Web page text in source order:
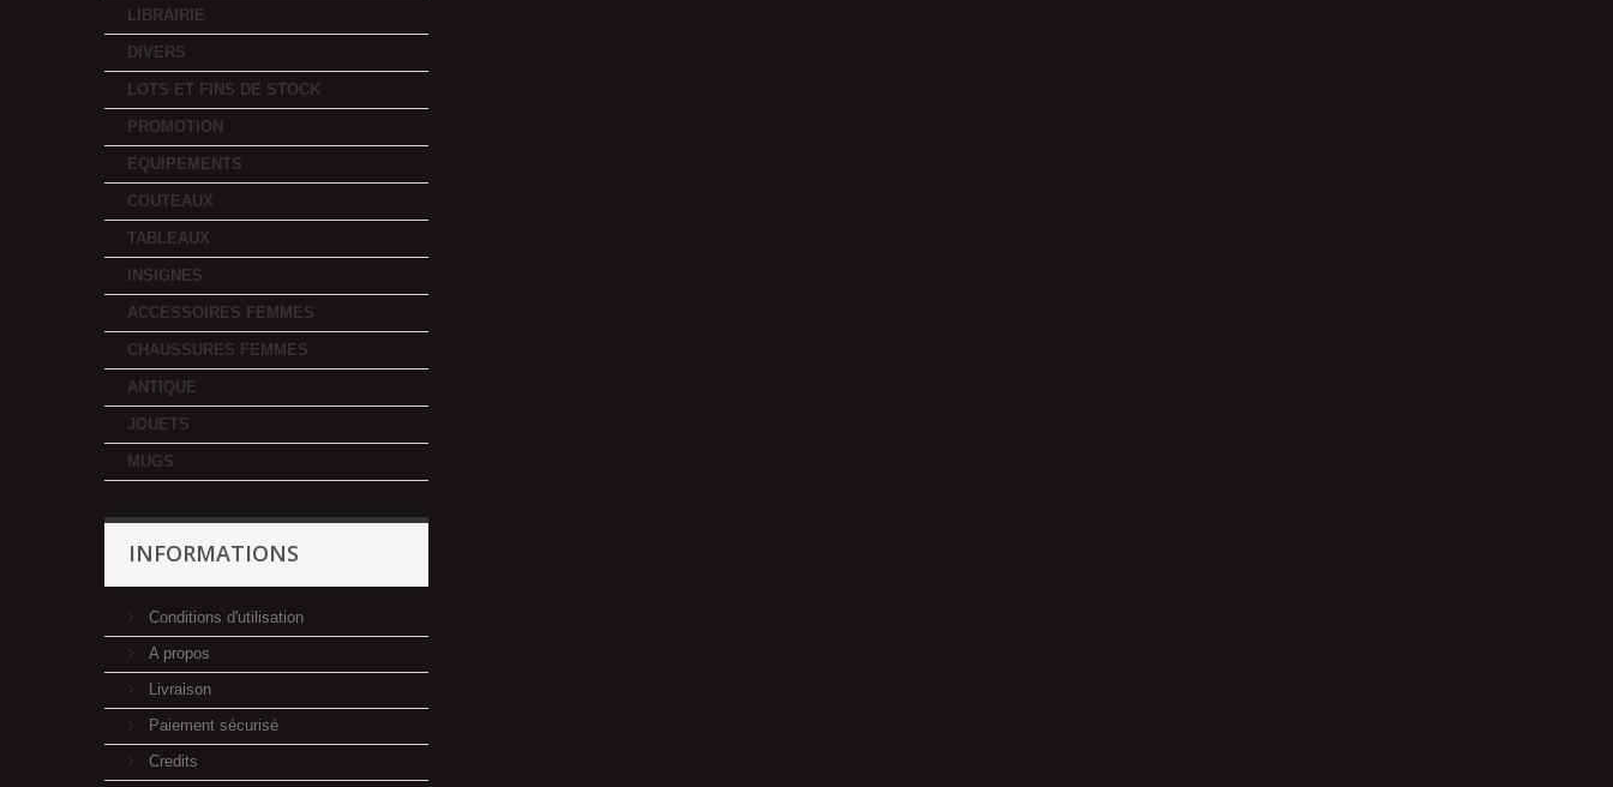
LIBRAIRIE
DIVERS
LOTS ET FINS DE STOCK
PROMOTION
EQUIPEMENTS
COUTEAUX
TABLEAUX
INSIGNES
ACCESSOIRES FEMMES
CHAUSSURES FEMMES
ANTIQUE
JOUETS
MUGS
INFORMATIONS
Conditions d'utilisation
A propos
Livraison
Paiement sécurisé
Credits